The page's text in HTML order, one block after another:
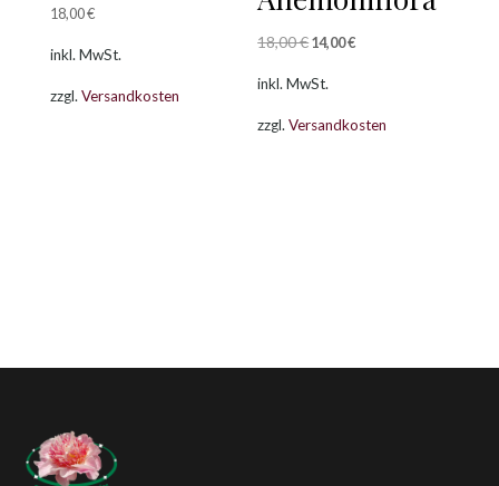
18,00€
inkl. MwSt.
zzgl.Versandkosten
18,00€Ursprünglicher
18,00 €
14,00€Aktueller
14,00 €.
inkl. MwSt.
zzgl.Versandkosten